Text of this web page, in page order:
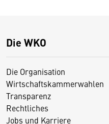
Die WKO
Die Organisation
Wirtschaftskammerwahlen
Transparenz
Rechtliches
Jobs und Karriere